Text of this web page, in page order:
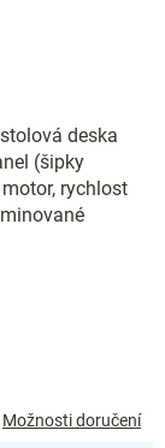
Možnosti doručení
deska
(šipky
rychlost